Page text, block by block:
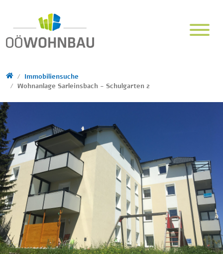
Immobiliensuche
Wohnanlage Sarleinsbach - Schulgarten 2